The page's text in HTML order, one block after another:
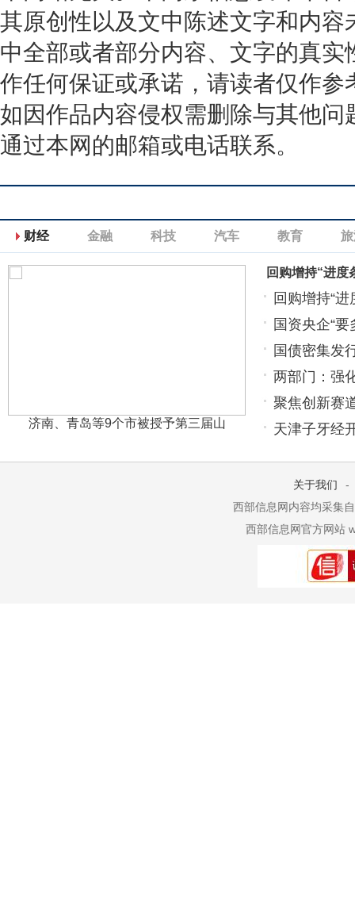
其原创性以及文中陈述文字和内
中全部或者部分内容、文字的真
作任何保证或承诺，请读者仅作
如因作品内容侵权需删除与其他
通过本网的邮箱或电话联系。
财经 金融 科技 汽车 教育
济南、青岛等9个市被授予第三届山
回购增持“进度
回购增持“
国资央企“
国债密集发
两部门：强
聚焦创新赛
天津子牙经
关于我们
-
西部信息网内容均采集
西部信息网官方网站